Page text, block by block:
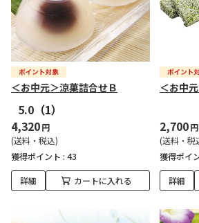
＜お中元＞涼菓詰合せＢ
5.0 （1）
4,320円
(送料・税込)
獲得ポイント : 43
詳細 カートに入れる
＜お中
2,700円
(送料・税
獲得ポイ
詳細